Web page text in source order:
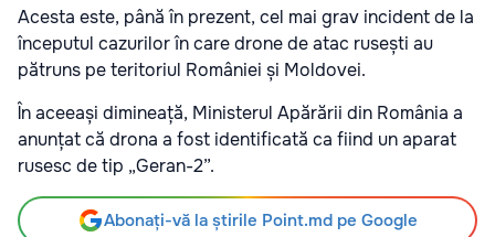
Acesta este, până în prezent, cel mai grav incident de la
începutul cazurilor în care drone de atac rusești au
pătruns pe teritoriul României și Moldovei.
În aceeași dimineață, Ministerul Apărării din România a
anunțat că drona a fost identificată ca fiind un aparat
rusesc de tip „Geran-2”.
Abonați-vă la știrile Point.md pe Google